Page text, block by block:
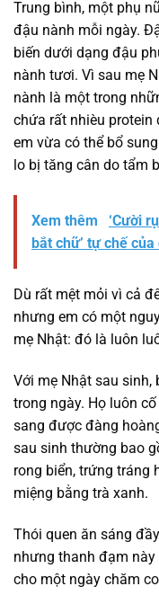
Trung bình, một phụ
đậu nành mỗi ngày.
biến dưới dạng đậu
nành tươi. Vì sau mẹ
nành là một trong
chứa rất nhièu protein
em vừa có thể bổ
lo bị tăng cân do tẩm
Xem thêm
‘Cười
bắt chữ’ tự chế
Dù rất mệt mỏi vì cả
nhưng em có một
mẹ Nhật: đó là luôn
Với mẹ Nhật sau
trong ngày. Họ luôn
sang được đàng
sau sinh thường bao
rong biển, trứng tráng
miệng bằng trà xanh.
Thói quen ăn sáng
nhưng thanh đạm
cho một ngày chăm